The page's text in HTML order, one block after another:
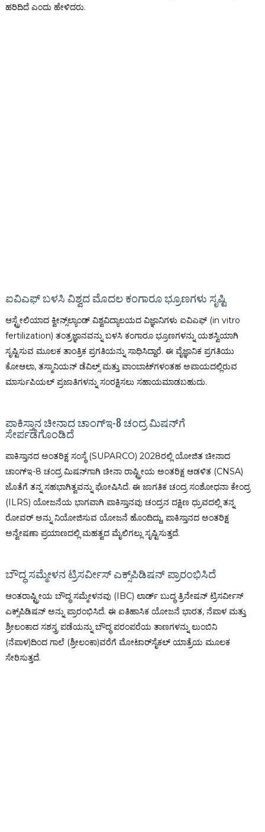
ಹರಿದಿದೆ ಎಂದು ಹೇಳಿದರು.
ಐವಿಎಫ್ ಬಳಸಿ ವಿಶ್ವದ ಮೊದಲ ಕಂಗಾರೂ ಭ್ರೂಣಗಳು ಸೃಷ್ಟಿ
ಆಸ್ಟ್ರೇಲಿಯಾದ ಕ್ವೀನ್ಸ್‌ಲ್ಯಾಂಡ್ ವಿಶ್ವವಿದ್ಯಾಲಯದ ವಿಜ್ಞಾನಿಗಳು ಐವಿಎಫ್ (in vitro
fertilization) ತಂತ್ರಜ್ಞಾನವನ್ನು ಬಳಸಿ ಕಂಗಾರೂ ಭ್ರೂಣಗಳನ್ನು ಯಶಸ್ವಿಯಾಗಿ
ಸೃಷ್ಟಿಸುವ ಮೂಲಕ ತಾಂತ್ರಿಕ ಪ್ರಗತಿಯನ್ನು ಸಾಧಿಸಿದ್ದಾರೆ. ಈ ವೈಜ್ಞಾನಿಕ ಪ್ರಗತಿಯು
ಕೋಆಲಾ, ತಸ್ಮಾನಿಯನ್ ಡೆವಿಲ್ಸ್ ಮತ್ತು ವಾಂಬಾಟ್‌ಗಳಂತಹ ಅಪಾಯದಲ್ಲಿರುವ
ಮಾರ್ಸುಪಿಯಲ್ ಪ್ರಜಾತಿಗಳನ್ನು ಸಂರಕ್ಷಿಸಲು ಸಹಾಯಮಾಡಬಹುದು.
ಪಾಕಿಸ್ತಾನ ಚೀನಾದ ಚಾಂಗ್‌ಇ-8 ಚಂದ್ರ ಮಿಷನ್‌ಗೆ
ಸೇರ್ಪಡೆಗೊಂಡಿದೆ
ಪಾಕಿಸ್ತಾನದ ಅಂತರಿಕ್ಷ ಸಂಸ್ಥೆ (SUPARCO) 2028ರಲ್ಲಿ ಯೋಜಿತ ಚೀನಾದ
ಚಾಂಗ್‌ಇ-8 ಚಂದ್ರ ಮಿಷನ್‌ಗಾಗಿ ಚೀನಾ ರಾಷ್ಟ್ರೀಯ ಅಂತರಿಕ್ಷ ಆಡಳಿತ (CNSA)
ಜೊತೆಗೆ ತನ್ನ ಸಹಭಾಗಿತ್ವವನ್ನು ಘೋಷಿಸಿದೆ. ಈ ಜಾಗತಿಕ ಚಂದ್ರ ಸಂಶೋಧನಾ ಕೇಂದ್ರ
(ILRS) ಯೋಜನೆಯ ಭಾಗವಾಗಿ ಪಾಕಿಸ್ತಾನವು ಚಂದ್ರನ ದಕ್ಷಿಣ ಧ್ರುವದಲ್ಲಿ ತನ್ನ
ರೋವರ್ ಅನ್ನು ನಿಯೋಜಿಸುವ ಯೋಜನೆ ಹೊಂದಿದ್ದು, ಪಾಕಿಸ್ತಾನದ ಅಂತರಿಕ್ಷ
ಅನ್ವೇಷಣಾ ಪ್ರಯಾಣದಲ್ಲಿ ಮಹತ್ವದ ಮೈಲಿಗಲ್ಲು ಸೃಷ್ಟಿಸುತ್ತದೆ.
ಬೌದ್ಧ ಸಮ್ಮೇಳನ ಟ್ರಿಸರ್ವೀಸ್ ಎಕ್ಸ್‌ಪಿಡಿಷನ್ ಪ್ರಾರಂಭಿಸಿದೆ
ಆಂತರಾಷ್ಟ್ರೀಯ ಬೌದ್ಧ ಸಮ್ಮೇಳನವು (IBC) ಲಾರ್ಡ್ ಬುದ್ಧ ತ್ರಿನೇಷನ್ ಟ್ರಿಸರ್ವೀಸ್
ಎಕ್ಸ್‌ಪಿಡಿಷನ್ ಅನ್ನು ಪ್ರಾರಂಭಿಸಿದೆ. ಈ ಐತಿಹಾಸಿಕ ಯೋಜನೆ ಭಾರತ, ನೆಪಾಳ ಮತ್ತು
ಶ್ರೀಲಂಕಾದ ಸಶಸ್ತ್ರ ಪಡೆಯನ್ನು ಬೌದ್ಧ ಪರಂಪರೆಯ ತಾಣಗಳನ್ನು ಲುಂಬಿನಿ
(ನೆಪಾಳ)ದಿಂದ ಗಾಲೆ (ಶ್ರೀಲಂಕಾ)ವರೆಗೆ ಮೋಟಾರ್‌ಸೈಕಲ್ ಯಾತ್ರೆಯ ಮೂಲಕ
ಸೇರಿಸುತ್ತದೆ.